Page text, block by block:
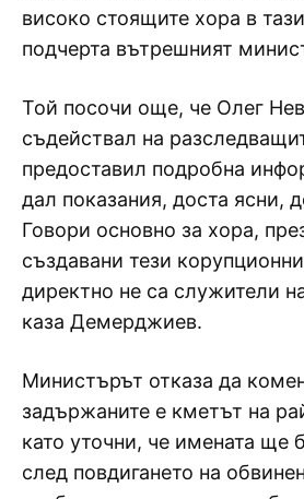
високо стоящите хора в тази
подчерта вътрешният
Той посочи още, че Олег
съдействал на
предоставил подробна
дал показания, доста ясни,
Говори основно за хора,
създавани тези
директно не са служители
каза Демерджиев.
Министърът отказа да
задържаните е кметът на
като уточни, че имената ще
след повдигането на